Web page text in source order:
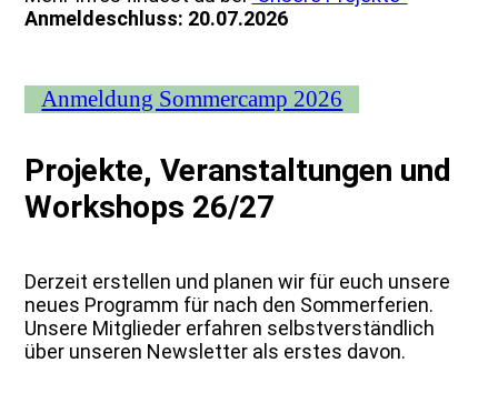
Anmeldeschluss: 20.07.2026
Anmeldung Sommercamp 2026
Projekte, Veranstaltungen und
Workshops 26/27
Derzeit erstellen und planen wir für euch unsere
neues Programm für nach den Sommerferien.
Unsere Mitglieder erfahren selbstverständlich
über unseren Newsletter als erstes davon.